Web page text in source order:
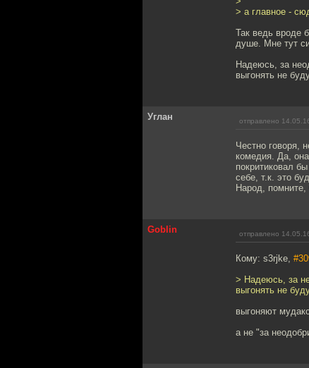
> а главное -
Так ведь вроде
душе. Мне тут
Надеюсь, за
выгонять не
Углан отправлено
Честно говоря,
комедия. Да,
покритиковал
себе, т.к. это
Народ, помните,
Goblin отправлено
Кому: s3rjke,
> Надеюсь, за
выгонять не
выгоняют
а не "за